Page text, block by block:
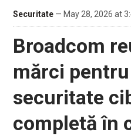
Securitate— May 28, 2026 at
Broadcom
mărci
securitate
completă în